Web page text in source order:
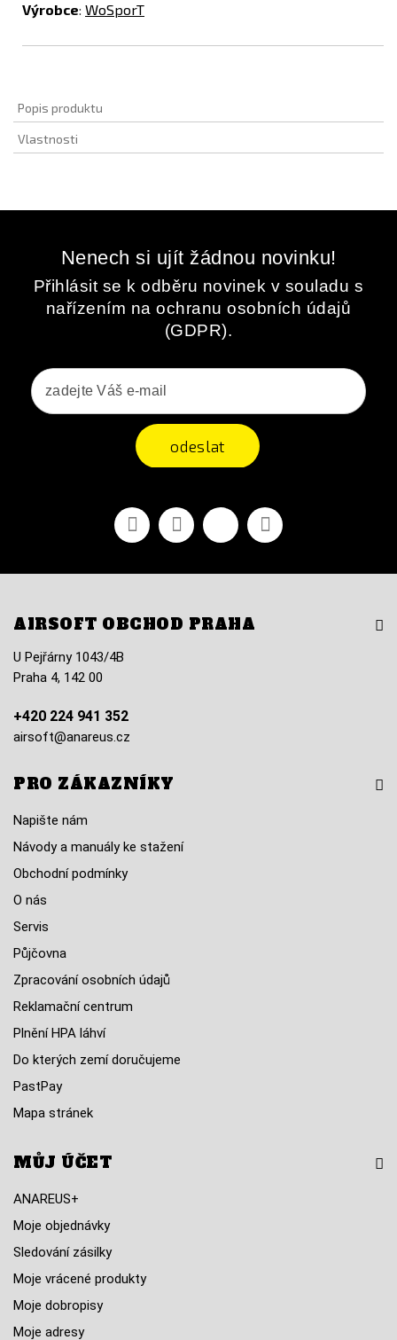
Výrobce: WoSporT
Popis produktu
Vlastnosti
Nenech si ujít žádnou novinku!
Přihlásit se k odběru novinek v souladu s
nařízením na ochranu osobních údajů
(GDPR).
odeslat
FacebookYouTubeVimeo Instagram
AIRSOFT OBCHOD PRAHA
U Pejřárny 1043/4B
Praha 4, 142 00
+420 224 941 352
airsoft@anareus.cz
PRO ZÁKAZNÍKY
Napište nám
Návody a manuály ke stažení
Obchodní podmínky
O nás
Servis
Půjčovna
Zpracování osobních údajů
Reklamační centrum
Plnění HPA láhví
Do kterých zemí doručujeme
PastPay
Mapa stránek
MŮJ ÚČET
ANAREUS+
Moje objednávky
Sledování zásilky
Moje vrácené produkty
Moje dobropisy
Moje adresy